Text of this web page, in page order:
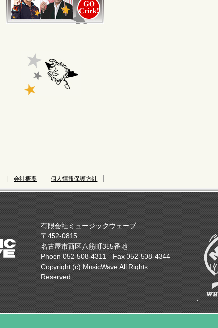
| 会社概要 個人情報保護方針
有限会社ミュージックウェーブ
〒452-0815
名古屋市西区八筋町355番地
Phoen 052-508-4311 Fax 052-508-4344
Copyright (c) MusicWave All Rights
Reserved.